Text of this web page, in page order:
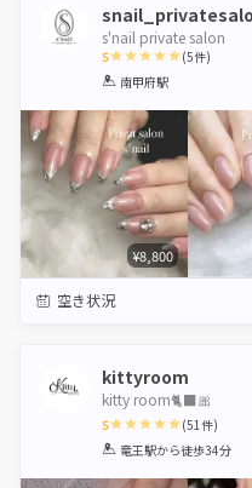
s'nail private salon
5
1 2 3 4 5
(5件)
南甲府駅
¥8,800
空き状況
kittyroom
kitty room🐈‍⬛🎀
5
1 2 3 4 5
(51件)
竜王駅から徒歩34分